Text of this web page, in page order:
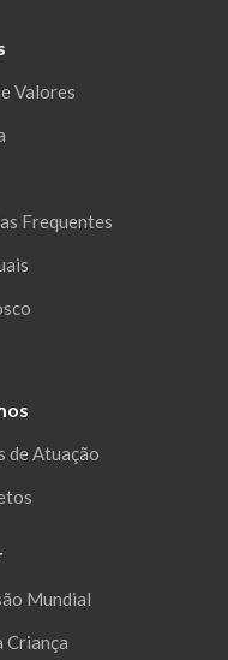
Valores
Frequentes
de Atuação
Mundial
Criança